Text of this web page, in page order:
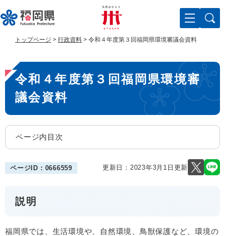
ー
ジ
で
す
ニ
ュ
ば
し
文
トップページ > 行政資料 > 令和４年度第３回福岡県環境審議会資料
本
文
令和４年度第３回福岡県環境審
議会資料
ページ内目次
ページID：0666559 更新日：2023年3月1日更新
説明
福岡県では、生活環境や、自然環境、鳥獣保護など、環境の